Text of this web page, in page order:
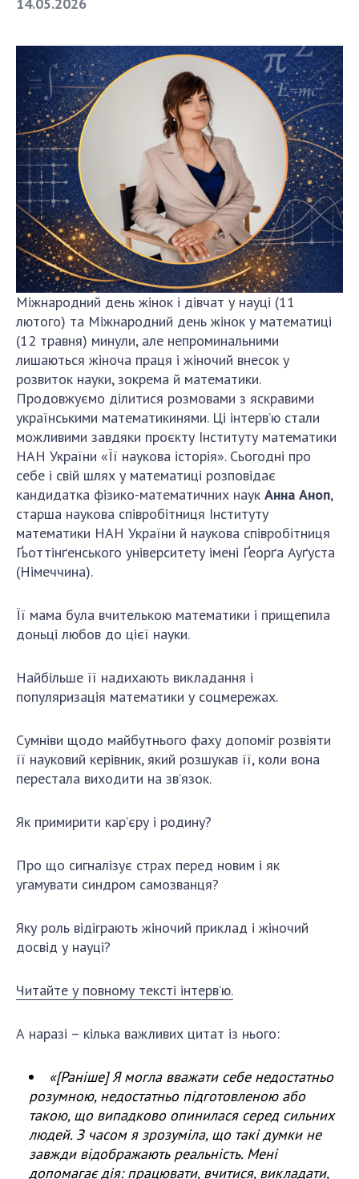
СТРУКТУРА
Президія НАН України
Апарат Президії
Секція фізико-технічних і математичних
наук
Секція хімічних і біологічних наук
Секція суспільних і гуманітарних наук
Установи при Президії
Ради, комітети та комісії
Наукові центри МОН та НАН України
Громадські організації
ДІЯЛЬНІСТЬ
Засідання Президії НАН України
Сесії Загальних зборів НАН України
Річні звіти НАН України
Річні фінансові звіти НАН України
Наукові публікації та видавнича діяльність
Охорона прав інтелектуальної власності та
трансфер технологій в наукових установах
Наукові об'єкти, що становлять національне
Центри колективного користування
науковими приладами НАН України
наукових установ
Конкурси наукових досліджень НАН України
Підготовка наукових кадрів
Робота з молоддю
МІЖНАРОДНЕ СПІВРОБІТНИЦТВО
Членство в міжнародних організаціях
Міжнародні угоди
ДОКУМЕНТИ
Державний бюджет НАН України
Бланки документів
НОВИНИ
ЗАСІДАННЯ ПРЕЗИДІЇ НАН УКРАЇНИ
НАУКОВІ ВИДАННЯ
Міжнародний день жінок і дівчат у науці (11
лютого) та Міжнародний день жінок у математиці
(12 травня) минули, але непроминальними
лишаються жіноча праця і жіночий внесок у
розвиток науки, зокрема й математики.
Продовжуємо ділитися розмовами з яскравими
українськими математикинями. Ці інтерв’ю стали
можливими завдяки проєкту Інституту математики
НАН України «Її наукова історія». Сьогодні про
себе і свій шлях у математиці розповідає
кандидатка фізико-математичних наук Анна Аноп,
старша наукова співробітниця Інституту
математики НАН України й наукова співробітниця
Ґьоттінґенського університету імені Ґеорґа Ауґуста
(Німеччина).
Її мама була вчителькою математики і прищепила
доньці любов до цієї науки.
Найбільше її надихають викладання і
популяризація математики у соцмережах.
Сумніви щодо майбутнього фаху допоміг розвіяти
її науковий керівник, який розшукав її, коли вона
перестала виходити на зв’язок.
Як примирити кар’єру і родину?
Про що сигналізує страх перед новим і як
угамувати синдром самозванця?
Яку роль відіграють жіночий приклад і жіночий
досвід у науці?
Читайте у повному тексті інтерв’ю.
А наразі – кілька важливих цитат із нього:
«[Раніше] Я могла вважати себе недостатньо
розумною, недостатньо підготовленою або
такою, що випадково опинилася серед сильних
людей. З часом я зрозуміла, що такі думки не
завжди відображають реальність. Мені
допомагає дія: працювати, вчитися, викладати,